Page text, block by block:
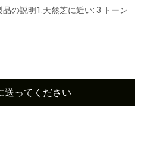
の説明1.天然芝に近い: 3 トーン
送ってください